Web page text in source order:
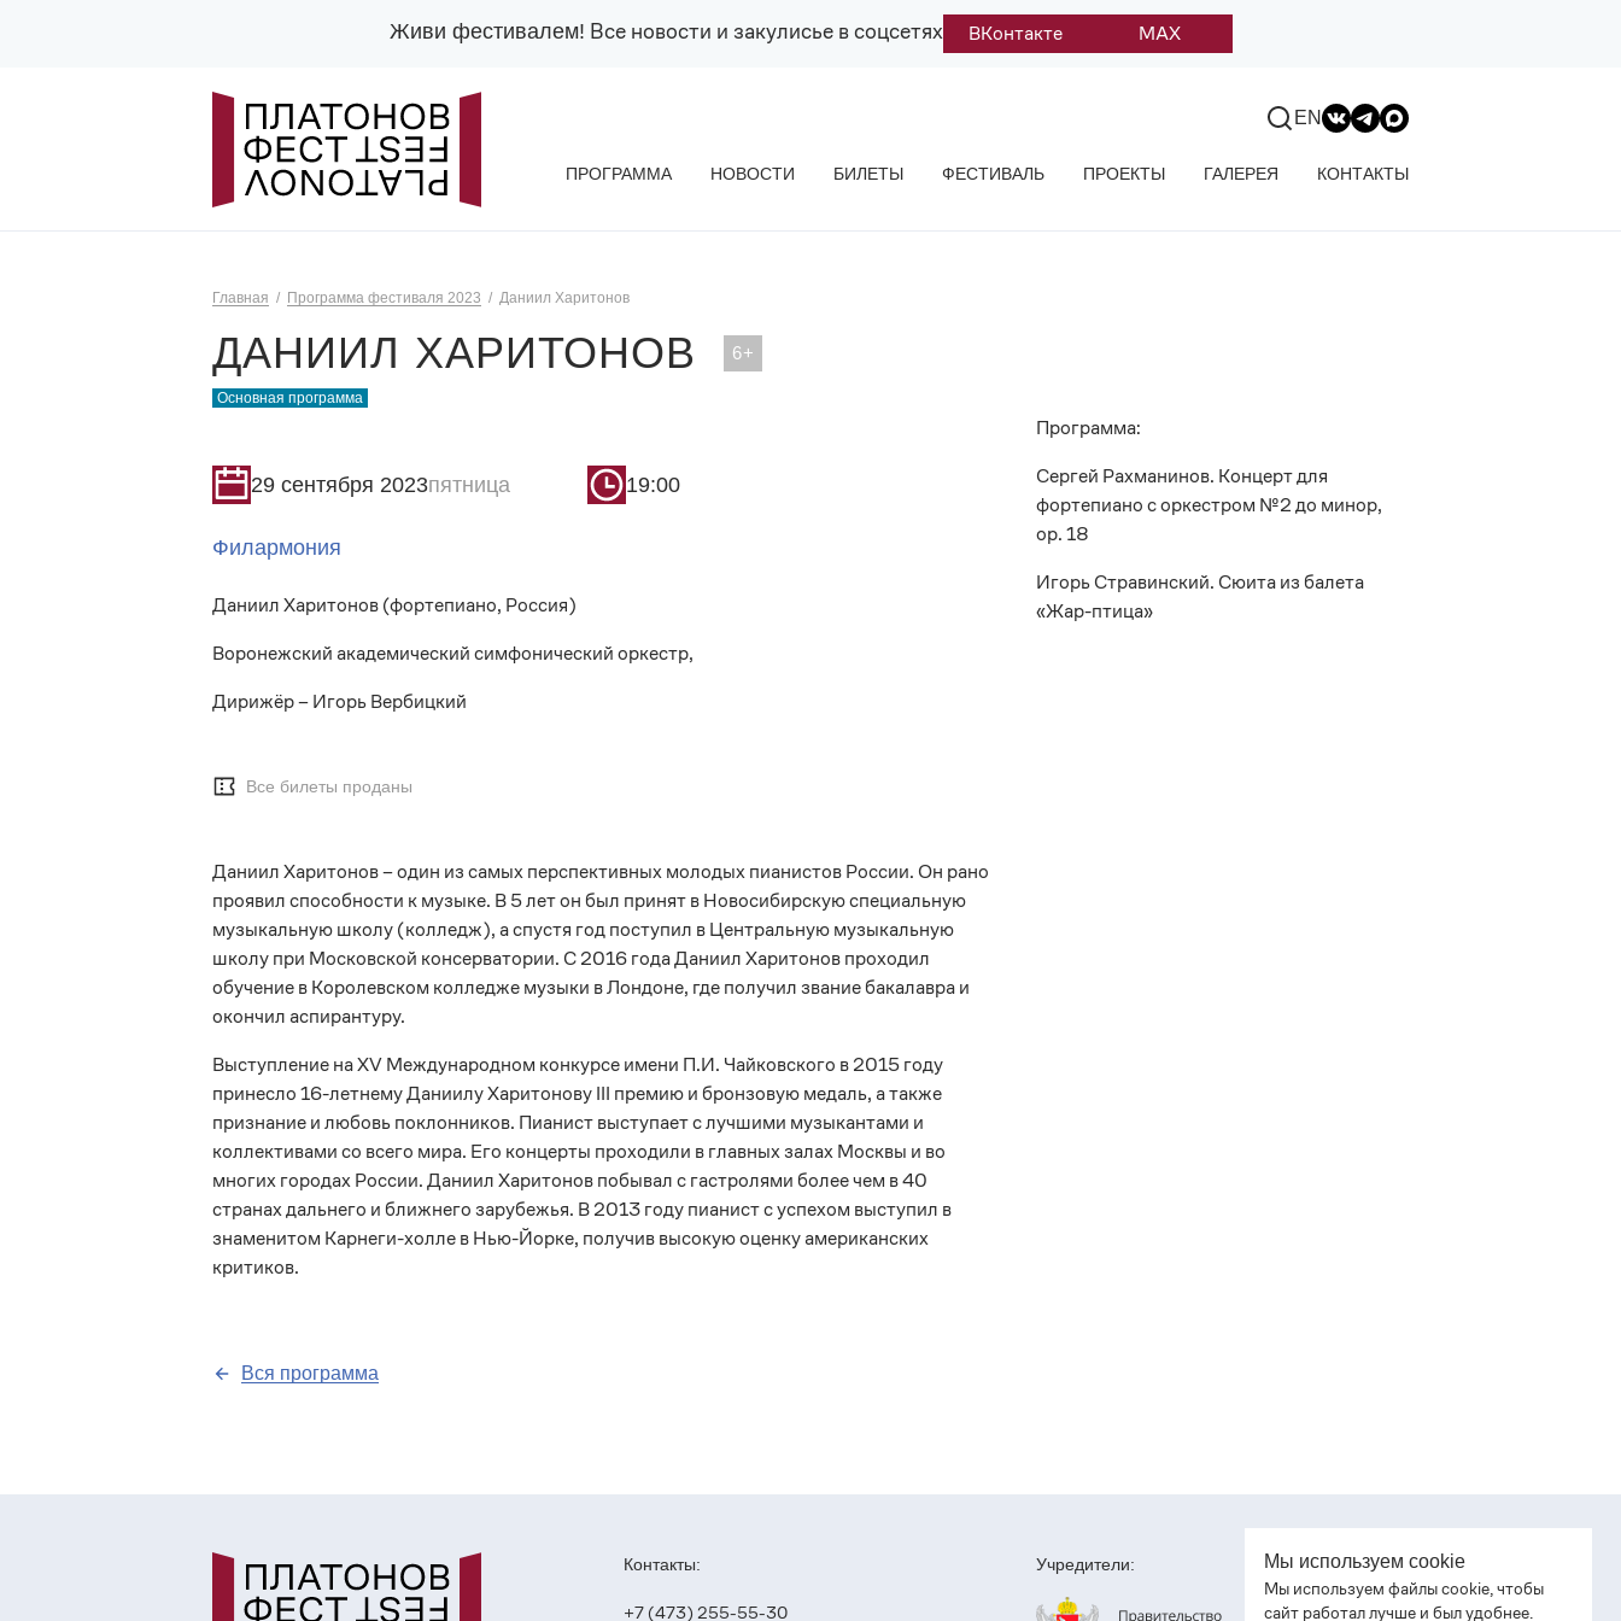
Живи фестивалем! Все новости и закулисье в соцсетях ВКонтакте MAX
ПРОГРАММА НОВОСТИ БИЛЕТЫ ФЕСТИВАЛЬ ПРОЕКТЫ ГАЛЕРЕЯ КОНТАКТЫ
EN
Главная Программа фестиваля 2023 Даниил Харитонов
ДАНИИЛ ХАРИТОНОВ
Основная программа
29 сентября 2023пятница 19:00
Филармония
Даниил Харитонов (фортепиано, Россия)
Воронежский академический симфонический оркестр,
Дирижёр – Игорь Вербицкий
Все билеты проданы
Даниил Харитонов – один из самых перспективных молодых пианистов России. Он рано
проявил способности к музыке. В 5 лет он был принят в Новосибирскую специальную
музыкальную школу (колледж), а спустя год поступил в Центральную музыкальную
школу при Московской консерватории. С 2016 года Даниил Харитонов проходил
обучение в Королевском колледже музыки в Лондоне, где получил звание бакалавра и
окончил аспирантуру.
Выступление на XV Международном конкурсе имени П.И. Чайковского в 2015 году
принесло 16-летнему Даниилу Харитонову III премию и бронзовую медаль, а также
признание и любовь поклонников. Пианист выступает с лучшими музыкантами и
коллективами со всего мира. Его концерты проходили в главных залах Москвы и во
многих городах России. Даниил Харитонов побывал с гастролями более чем в 40
странах дальнего и ближнего зарубежья. В 2013 году пианист с успехом выступил в
знаменитом Карнеги-холле в Нью-Йорке, получив высокую оценку американских
критиков.
Вся программа
Программа:
Сергей Рахманинов. Концерт для
фортепиано с оркестром №2 до минор,
op. 18
Игорь Стравинский. Сюита из балета
«Жар-птица»
Контакты:
+7 (473) 255-55-30
Учредители: Мы используем cookie
Мы используем файлы cookie, чтобы
сайт работал лучше и был удобнее.